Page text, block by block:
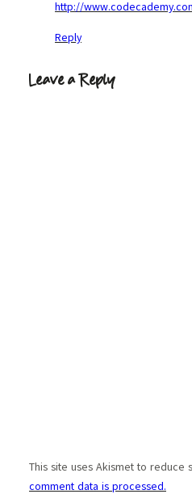
http://
Reply
Leave a Reply
This site uses Akismet to reduce
comment data is processed.